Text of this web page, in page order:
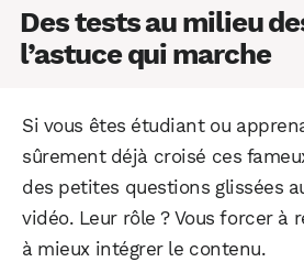
Des tests au milieu
l’astuce qui marche
Si vous êtes étudiant ou
sûrement déjà croisé ces
des petites questions glissées
vidéo. Leur rôle ? Vous forcer à
à mieux intégrer le contenu.